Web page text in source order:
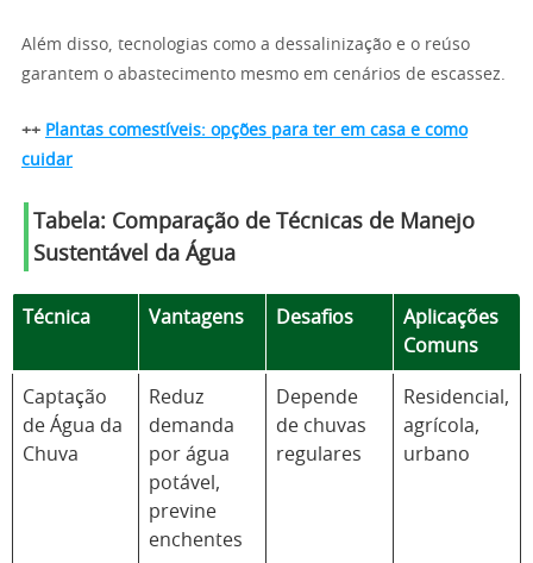
Além disso, tecnologias como a dessalinização e o reúso
garantem o abastecimento mesmo em cenários de escassez.
++ Plantas comestíveis: opções para ter em casa e como
cuidar
Tabela: Comparação de Técnicas de Manejo
Sustentável da Água
Técnica Vantagens Desafios
Aplicações
Comuns
Captação
de Água da
Chuva
Reduz
demanda
por água
potável,
previne
enchentes
Depende
de chuvas
regulares
Residencial,
agrícola,
urbano